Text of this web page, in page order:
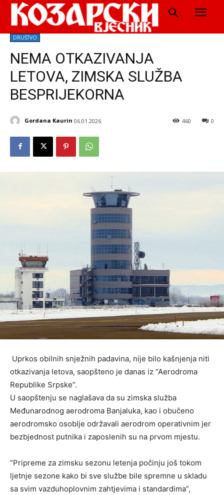
DRUŠTVO
NEMA OTKAZIVANJA
LETOVA, ZIMSKA SLUŽBA
BESPRIJEKORNA
Gordana Kaurin 06.01.2026. 0
460
Uprkos obilnih snježnih padavina, nije bilo kašnjenja niti
otkazivanja letova, saopšteno je danas iz “Aerodroma
Republike Srpske”.
U saopštenju se naglašava da su zimska služba
Međunarodnog aerodroma Banjaluka, kao i obučeno
aerodromsko osoblje održavali aerodrom operativnim jer
bezbjednost putnika i zaposlenih su na prvom mjestu.
“Pripreme za zimsku sezonu letenja počinju još tokom
ljetnje sezone kako bi sve službe bile spremne u skladu
sa svim vazduhoplovnim zahtjevima i standardima”,